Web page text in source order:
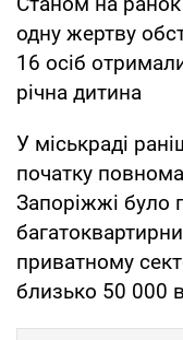
одну жертву
16 осіб
річна дитина
У міськраді
початку
Запоріжжі
приватному
близько 50 000